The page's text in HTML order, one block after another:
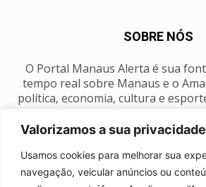
Valorizamos a sua privacidade
Usamos cookies para melhorar sua
navegação, veicular anúncios ou
SOBRE NÓS
O Portal Manaus Alerta é sua
tempo real sobre Manaus e o
política, economia, cultura e